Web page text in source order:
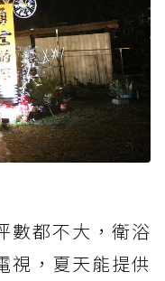
數都不大，衛浴
視，夏天能提供